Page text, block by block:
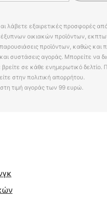
λάβετε εξαιρετικές προσφορές
οικιακών προϊόντων,
προϊόντων, καθώς και
συστάσεις αγοράς. Μπορείτε να
σε κάθε ενημερωτικό δελτίο.
στην πολιτική απορρήτου.
τιμή αγοράς των 99 ευρώ.